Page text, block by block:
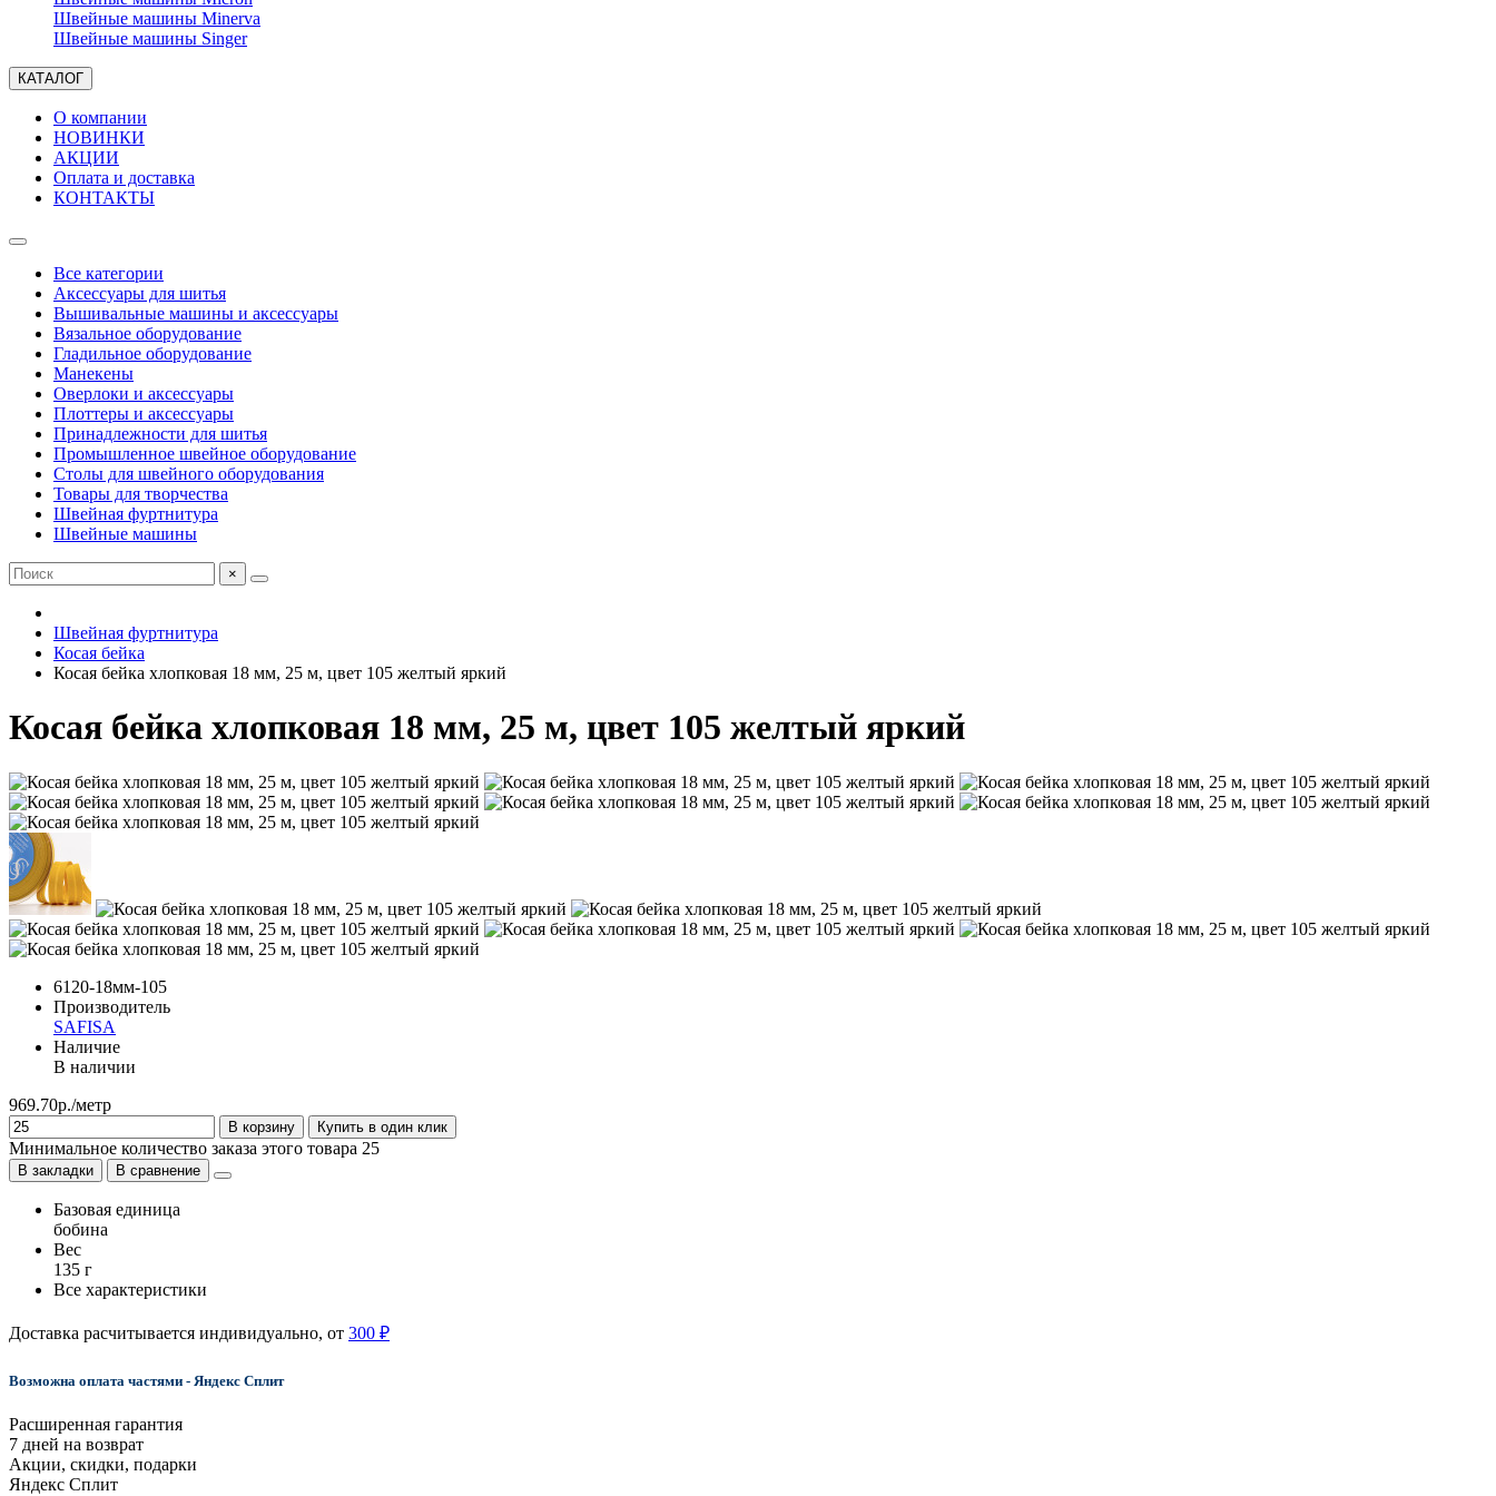
Швейные машины Minerva
Швейные машины Singer
КАТАЛОГ
О компании
НОВИНКИ
АКЦИИ
Оплата и доставка
КОНТАКТЫ
Все категории
Аксессуары для шитья
Вышивальные машины и аксессуары
Вязальное оборудование
Гладильное оборудование
Манекены
Оверлоки и аксессуары
Плоттеры и аксессуары
Принадлежности для шитья
Промышленное швейное оборудование
Столы для швейного оборудования
Товары для творчества
Швейная фуртнитура
Швейные машины
×
Швейная фуртнитура
Косая бейка
Косая бейка хлопковая 18 мм, 25 м, цвет 105 желтый яркий
Косая бейка хлопковая 18 мм, 25 м, цвет 105 желтый яркий
6120-18мм-105
Производитель
SAFISA
Наличие
В наличии
969.70р./метр
В корзину Купить в один клик
Минимальное количество заказа этого товара 25
В закладки В сравнение
Базовая единица
бобина
Вес
135 г
Все характеристики
Доставка расчитывается индивидуально, от 300 ₽
Возможна оплата частями - Яндекс Сплит
Расширенная гарантия
7 дней на возврат
Акции, скидки, подарки
Яндекс Сплит